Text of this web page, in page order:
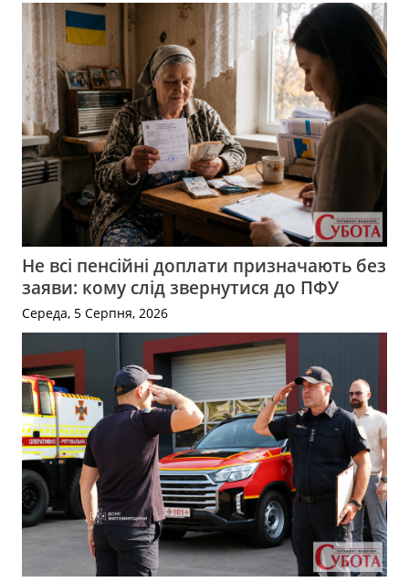
Не всі пенсійні доплати призначають без
заяви: кому слід звернутися до ПФУ
Середа, 5 Серпня, 2026